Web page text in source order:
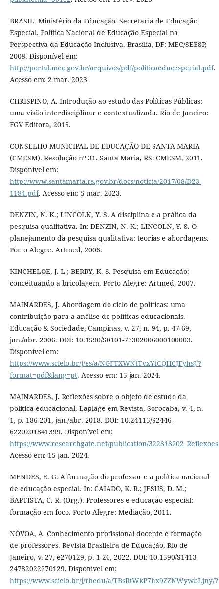
BRASIL. Ministério da Educação. Secretaria de Educação
Especial. Política Nacional de Educação Especial na
Perspectiva da Educação Inclusiva. Brasília, DF: MEC/SEESP,
2008. Disponível em:
http://portal.mec.gov.br/arquivos/pdf/politicaeducespecial.pdf.
Acesso em: 2 mar. 2023.
CHRISPINO, A. Introdução ao estudo das Políticas Públicas:
uma visão interdisciplinar e contextualizada. Rio de Janeiro:
FGV Editora, 2016.
CONSELHO MUNICIPAL DE EDUCAÇÃO DE SANTA MARIA
(CMESM). Resolução nº 31. Santa Maria, RS: CMESM, 2011.
Disponível em:
http://www.santamaria.rs.gov.br/docs/noticia/2017/08/D23-
1184.pdf. Acesso em: 5 mar. 2023.
DENZIN, N. K.; LINCOLN, Y. S. A disciplina e a prática da
pesquisa qualitativa. In: DENZIN, N. K.; LINCOLN, Y. S. O
planejamento da pesquisa qualitativa: teorias e abordagens.
Porto Alegre: Artmed, 2006.
KINCHELOE, J. L.; BERRY, K. S. Pesquisa em Educação:
conceituando a bricolagem. Porto Alegre: Artmed, 2007.
MAINARDES, J. Abordagem do ciclo de políticas: uma
contribuição para a análise de políticas educacionais.
Educação & Sociedade, Campinas, v. 27, n. 94, p. 47-69,
jan./abr. 2006. DOI: 10.1590/S0101-73302006000100003.
Disponível em:
https://www.scielo.br/j/es/a/NGFTXWNtTvxYtCQHCJFyhsJ/?
format=pdf&lang=pt. Acesso em: 15 jan. 2024.
MAINARDES, J. Reflexões sobre o objeto de estudo da
política educacional. Laplage em Revista, Sorocaba, v. 4, n.
1, p. 186-201, jan./abr. 2018. DOI: 10.24115/S2446-
6220201841399. Disponível em:
https://www.researchgate.net/publication/
Acesso em: 15 jan. 2024.
MENDES, E. G. A formação do professor e a política nacional
de educação especial. In: CAIADO, K. R.; JESUS, D. M.;
BAPTISTA, C. R. (Org.). Professores e educação especial:
formação em foco. Porto Alegre: Mediação, 2011.
NÓVOA, A. Conhecimento profissional docente e formação
de professores. Revista Brasileira de Educação, Rio de
Janeiro, v. 27, e270129, p. 1-20, 2022. DOI: 10.1590/S1413-
24782022270129. Disponível em:
https://www.scielo.br/j/rbedu/a/TBsRtWkP7hx9ZZNWywbLjny/?